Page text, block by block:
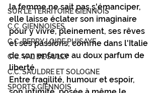
SUR LE TERRITOIRE GIENNOIS
C.C. GIENNOISES
C.C. BERRY LOIRE PUISAYE
C.C. VAL DE SULLY
C.C. SAULDRE ET SOLOGNE
SPORTS GIENNOIS
la femme ne sait pas s'émanciper,
elle laisse éclater son imaginaire
pour y vivre, pleinement, ses rêves
et ses passions, comme dans l'Italie
de son enfance au doux parfum de
liberté.
Entre fragilité, humour et espoir,